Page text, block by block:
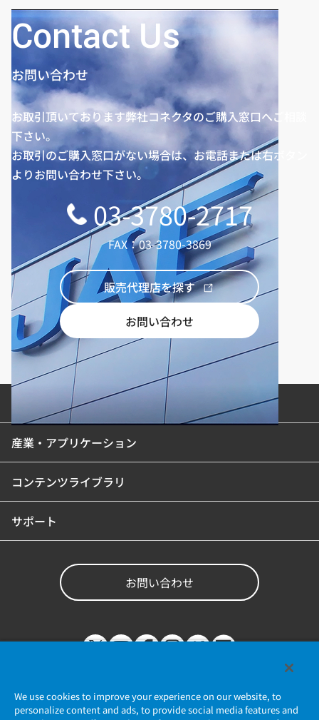
Contact Us
お問い合わせ
お取引頂いております弊社コネクタのご購入窓口へご相談
下さい。
お取引のご購入窓口がない場合は、お電話または右ボタン
よりお問い合わせ下さい。
03-3780-2717
FAX：03-3780-3869
販売代理店を探す
お問い合わせ
製品カテゴリ
産業・アプリケーション
コンテンツライブラリ
サポート
お問い合わせ
We use cookies to improve your experience on our website, to
personalize content and ads, to provide social media features and